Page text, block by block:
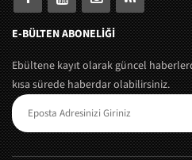
E-BÜLTEN ABONELİĞİ
Ebültene kayıt olarak güncel
kısa sürede haberdar olabilirsiniz.